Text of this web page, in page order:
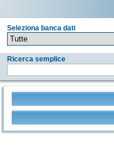
Seleziona banca dati
Ricerca semplice